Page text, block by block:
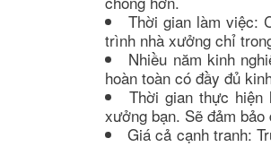
Thời gian làm việc:
trình nhà xưởng chỉ
Nhiều năm kinh
hoàn toàn có đầy đủ
Thời gian thực hiện
xưởng bạn. Sẽ đảm
Giá cả cạnh tranh: